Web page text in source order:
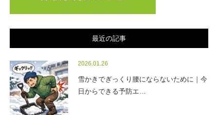
最近の記事
2026.01.26
雪かきでぎっくり腰にならないために｜今
日からできる予防エ…